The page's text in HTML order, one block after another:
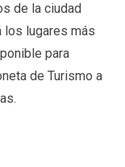
de la ciudad
los lugares más
para
de Turismo a